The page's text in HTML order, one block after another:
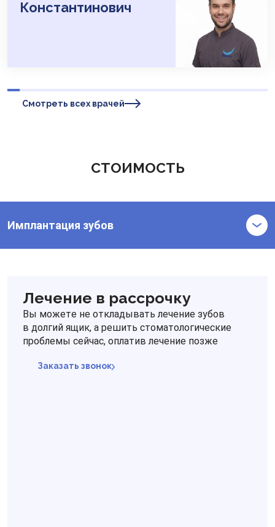
Константинович
Смотреть всех врачей
СТОИМОСТЬ
Имплантация зубов
Лечение в рассрочку
Вы можете не откладывать лечение зубов
в долгий ящик, а решить стоматологические
проблемы сейчас, оплатив лечение позже
Заказать звонок